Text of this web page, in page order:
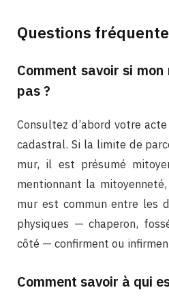
Questions
Comment savoir si
pas ?
Consultez d’abord votre
cadastral. Si la limite de
mur, il est présumé
mentionnant la mitoyenneté,
mur est commun entre les
physiques — chaperon,
côté — confirment ou
Comment savoir à qui